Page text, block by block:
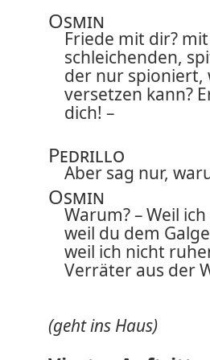
Osmin
Friede mit dir?
schleichenden,
der nur spioniert,
versetzen kann?
dich! –
Pedrillo
Aber sag nur,
Osmin
Warum? – Weil
weil du dem
weil ich nicht
Verräter aus der
(geht ins Haus)